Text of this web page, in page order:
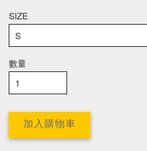
SIZE
數量
加入購物車